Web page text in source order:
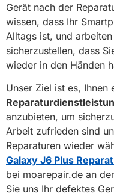
Gerät nach der
wissen, dass Ihr
Alltags ist, und
sicherzustellen, dass
wieder in den Händen
Unser Ziel ist es, Ihnen
anzubieten, um
Arbeit zufrieden sind
Reparaturen wieder
Galaxy J6 Plus
bei moarepair.de an
Sie uns Ihr defektes